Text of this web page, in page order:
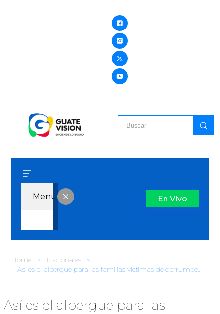
Menu En Vivo
Home
Nacionales
Así es el albergue para las familias víctimas de derrumbes en Peronia
Así es el albergue para las